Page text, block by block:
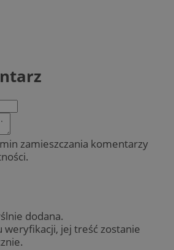
zamieszczania komentarzy
dodana.
weryfikacji, jej treść zostanie